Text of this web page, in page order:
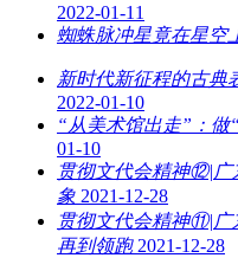
2022-01-11
蜘蛛脉冲星竟在星空
新时代新征程的古
2022-01-10
“从美术馆出走”：
01-10
贯彻文代会精神⑫|广
象 2021-12-28
贯彻文代会精神⑪|广
再到领跑 2021-12-28